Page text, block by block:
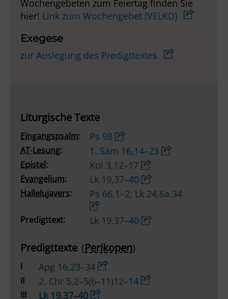
Wochengebeten zum Feiertag finden Sie
hier! Link zum Wochengebet (VELKD)
Exegese
zur Auslegung des Predigttextes
Liturgische Texte
Eingangspsalm: Ps 98
AT-Lesung: 1. Sam 16,14–23
Epistel: Kol 3,12–17
Evangelium: Lk 19,37–40
Hallelujavers: Ps 66,1–2; Lk 24,6a.34
Predigttext: Lk 19,37–40
Predigttexte (Perikopen)
I Apg 16,23–34
II 2. Chr 5,2–5(6–11)12–14
III Lk 19,37–40